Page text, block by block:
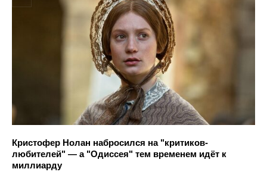
Кристофер Нолан набросился на "критиков-
любителей" — а "Одиссея" тем временем идёт к
миллиарду